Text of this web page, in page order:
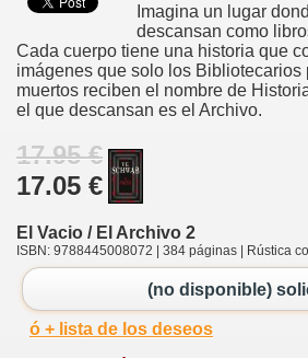
Imagina un lugar
descansan como
Cada cuerpo tiene una historia que
imágenes que solo los Bibliotecarios
muertos reciben el nombre de
el que descansan es el Archivo.
17.95 €
17.05 €
El Vacio / El Archivo 2
ISBN: 9788445008072 | 384 páginas | Rústica
(no disponible)
ó + lista de los deseos